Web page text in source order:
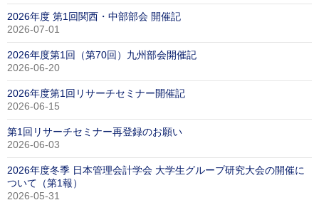
2026年度 第1回関西・中部部会 開催記
2026-07-01
2026年度第1回（第70回）九州部会開催記
2026-06-20
2026年度第1回リサーチセミナー開催記
2026-06-15
第1回リサーチセミナー再登録のお願い
2026-06-03
2026年度冬季 日本管理会計学会 大学生グループ研究大会の開催に
ついて（第1報）
2026-05-31